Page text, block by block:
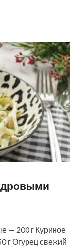
— 200 г Куриное
г Огурец свежий